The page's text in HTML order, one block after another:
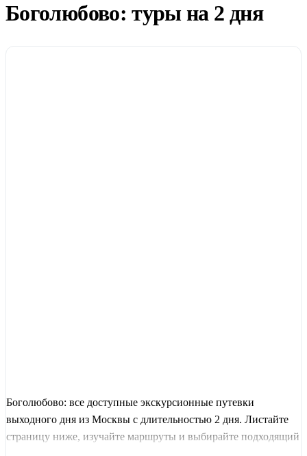
Боголюбово: туры на 2 дня
Боголюбово: все доступные экскурсионные путевки
выходного дня из Москвы с длительностью 2 дня. Листайте
страницу ниже, изучайте маршруты и выбирайте подходящий